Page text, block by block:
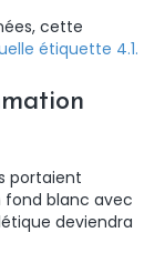
cette
étiquette 4.1.
portaient
fond blanc avec
deviendra